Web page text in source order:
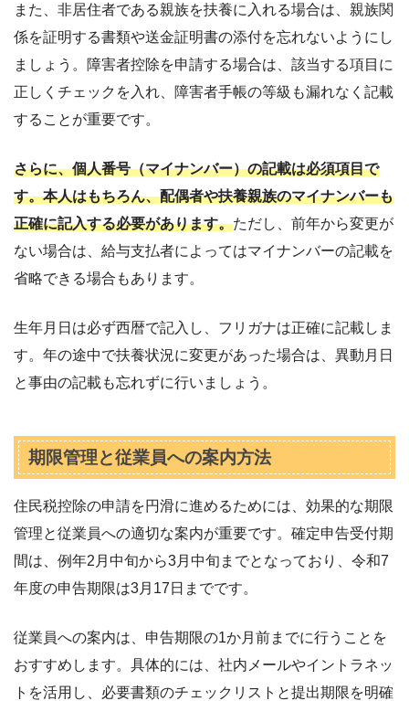
また、非居住者である親族を扶養に入れる場合は、親族関
係を証明する書類や送金証明書の添付を忘れないようにし
ましょう。障害者控除を申請する場合は、該当する項目に
正しくチェックを入れ、障害者手帳の等級も漏れなく記載
することが重要です。
さらに、個人番号（マイナンバー）の記載は必須項目で
す。本人はもちろん、配偶者や扶養親族のマイナンバーも
正確に記入する必要があります。ただし、前年から変更が
ない場合は、給与支払者によってはマイナンバーの記載を
省略できる場合もあります。
生年月日は必ず西暦で記入し、フリガナは正確に記載しま
す。年の途中で扶養状況に変更があった場合は、異動月日
と事由の記載も忘れずに行いましょう。
期限管理と従業員への案内方法
住民税控除の申請を円滑に進めるためには、効果的な期限
管理と従業員への適切な案内が重要です。確定申告受付期
間は、例年2月中旬から3月中旬までとなっており、令和7
年度の申告期限は3月17日までです。
従業員への案内は、申告期限の1か月前までに行うことを
おすすめします。具体的には、社内メールやイントラネッ
トを活用し、必要書類のチェックリストと提出期限を明確